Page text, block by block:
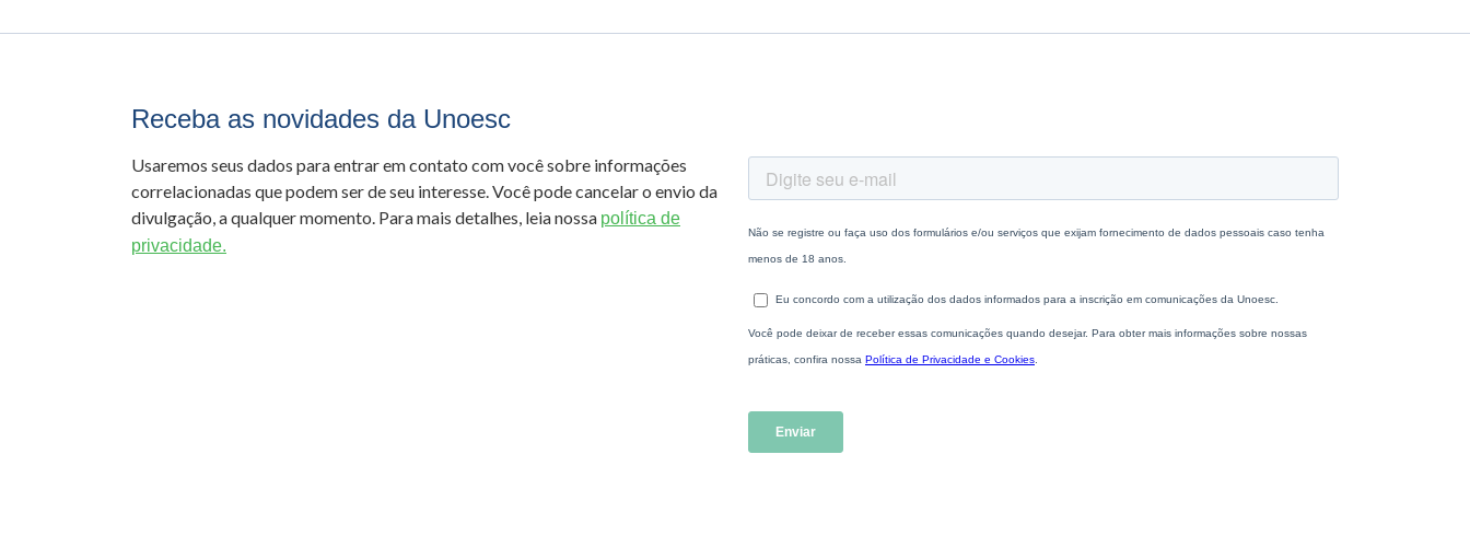
Receba as novidades da Unoesc
Usaremos seus dados para entrar em contato com você sobre informações
correlacionadas que podem ser de seu interesse. Você pode cancelar o envio da
divulgação, a qualquer momento. Para mais detalhes, leia nossa política de
privacidade.